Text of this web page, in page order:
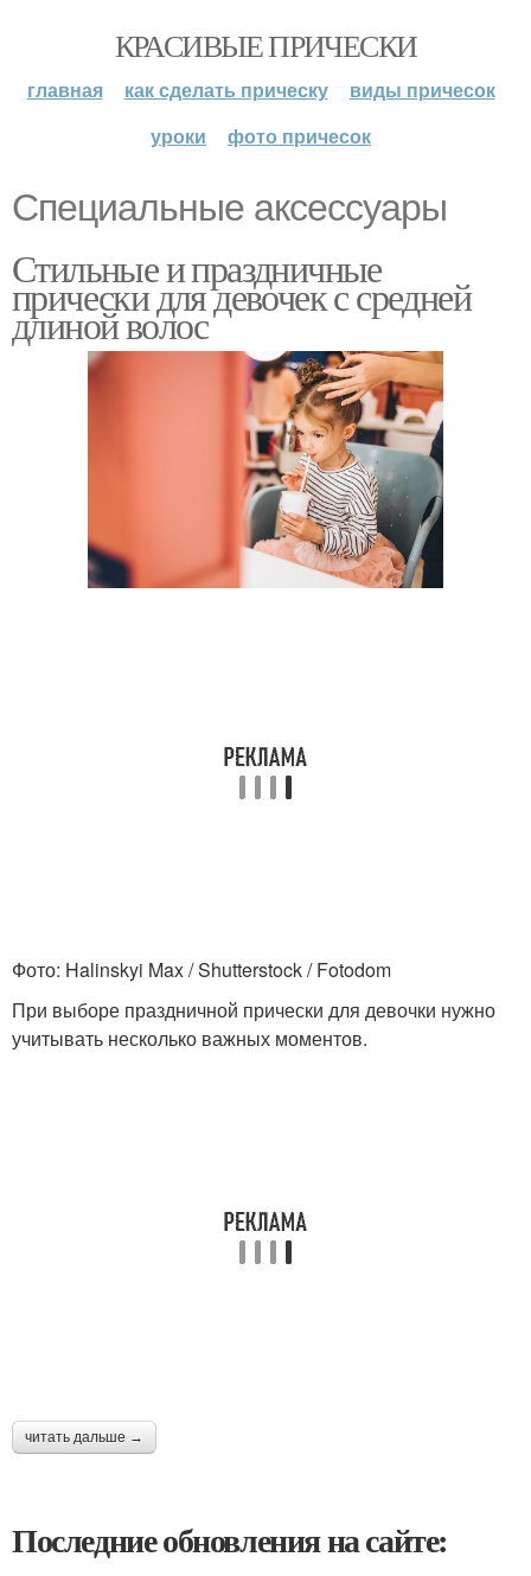
КРАСИВЫЕ ПРИЧЕСКИ
главная как сделать прическу
виды причесок
уроки
фото причесок
Специальные аксессуары
Стильные и праздничные
прически для девочек с средней
длиной волос
Фото: Halinskyi Max / Shutterstock / Fotodom
При выборе праздничной прически для девочки нужно
учитывать несколько важных моментов.
читать дальше →
Последние обновления на сайте: